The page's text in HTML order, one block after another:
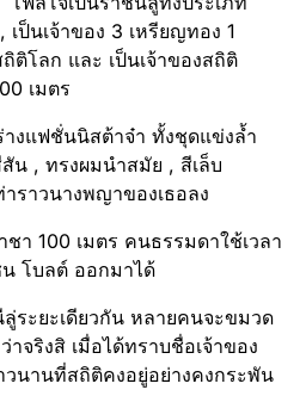
ป็นเจ้าของ 3 เหรียญ​ทอง 1
ติโลก และ เป็นเจ้าของสถิติ​
เมตร
งแฟชั่นนิสต้าจ๋า ทั้งชุดแข่งล้ำ
น , ทรงผมนำสมัย , สีเล็บ
ราวนางพญาของเธอลง
า 100 เมตร คนธรรมดาใช้เวลา
โบลต์ ออกมาได้
ระยะเดียวกัน หลายคนจะขมวด
จริงสิ เมื่อได้ทราบชื่อเจ้าของ
วนานที่สถิติ​คงอยู่อย่างคงกระพัน​